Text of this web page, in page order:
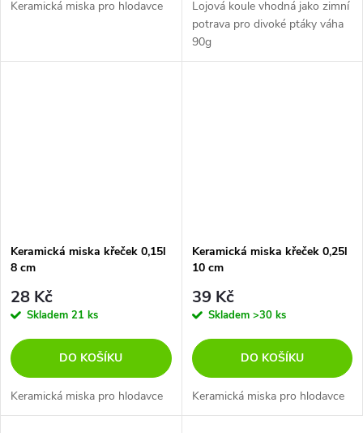
Keramická miska pro hlodavce
Lojová koule vhodná jako zimní
potrava pro divoké ptáky váha
90g
Keramická miska křeček 0,15l
8 cm
28 Kč
Skladem 21 ks
DO KOŠÍKU
Keramická miska pro hlodavce
Keramická miska křeček 0,25l
10 cm
39 Kč
Skladem >30 ks
DO KOŠÍKU
Keramická miska pro hlodavce